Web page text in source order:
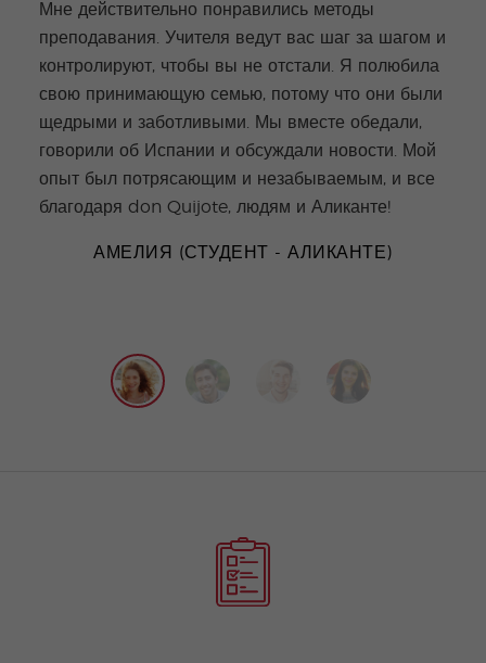
Мне действительно понравились методы
преподавания. Учителя ведут вас шаг за шагом и
контролируют, чтобы вы не отстали. Я полюбила
свою принимающую семью, потому что они были
щедрыми и заботливыми. Мы вместе обедали,
говорили об Испании и обсуждали новости. Мой
опыт был потрясающим и незабываемым, и все
благодаря don Quijote, людям и Аликанте!
АМЕЛИЯ (СТУДЕНТ - АЛИКАНТЕ)